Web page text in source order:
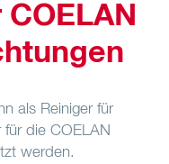
als Reiniger für
die COELAN
werden.